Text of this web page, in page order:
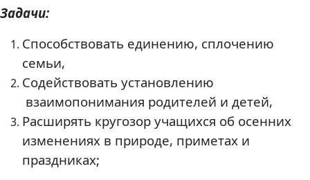
Задачи:
Способствовать единению, сплочению
семьи,
Содействовать установлению
взаимопонимания родителей и детей,
Расширять кругозор учащихся об осенних
изменениях в природе, приметах и
праздниках;